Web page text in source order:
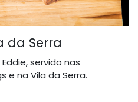
da Serra
servido nas
e na Vila da Serra.